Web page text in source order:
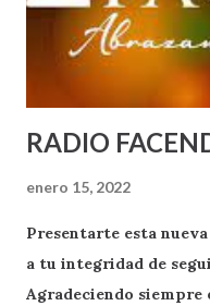
RADIO
enero 15, 2022
Presentarte esta
a tu integridad de
Agradeciendo siempre